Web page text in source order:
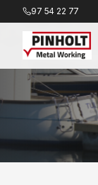
97 54 22 77